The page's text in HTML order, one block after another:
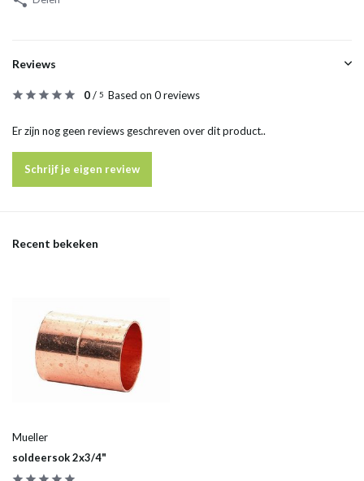
Reviews
0/ 5 Based on 0 reviews
Er zijn nog geen reviews geschreven over dit product..
Schrijf je eigen review
Recent bekeken
Mueller
soldeersok 2x3/4"